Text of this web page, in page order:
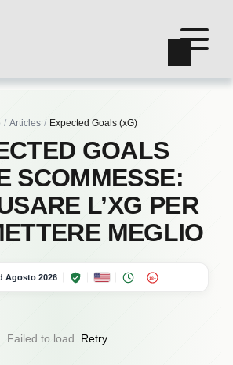
Articles Expected Goals (xG)
GOALS
SCOMMESSE:
L’XG PER
MEGLIO
Agosto 2026 18+
Failed to load. Retry